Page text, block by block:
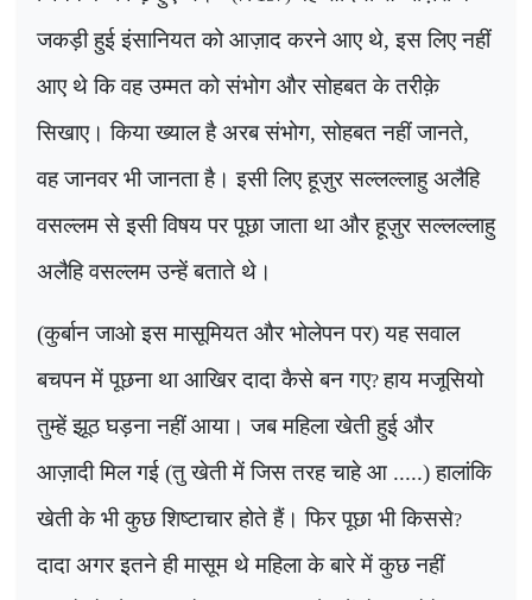
जकड़ी हुई इंसानियत को आज़ाद करने आए थे, इस लिए नहीं
आए थे कि वह उम्मत को संभोग और सोहबत के तरीक़े
सिखाए। किया ख्याल है अरब संभोग, सोहबत नहीं जानते,
वह जानवर भी जानता है। इसी लिए हूज़ुर सल्लल्लाहु अलैहि
वसल्लम से इसी विषय पर पूछा जाता था और हूज़ुर सल्लल्लाहु
अलैहि वसल्लम उन्हें बताते थे।
(कुर्बान जाओ इस मासूमियत और भोलेपन पर) यह सवाल
बचपन में पूछना था आखिर दादा कैसे बन गए?हाय मजूसियो
तुम्हें झूठ घड़ना नहीं आया। जब महिला खेती हुई और
आज़ादी मिल गई (तु खेती में जिस तरह चाहे आ .....) हालांकि
खेती के भी कुछ शिष्टाचार होते हैं। फिर पूछा भी किससे?
दादा अगर इतने ही मासूम थे महिला के बारे में कुछ नहीं